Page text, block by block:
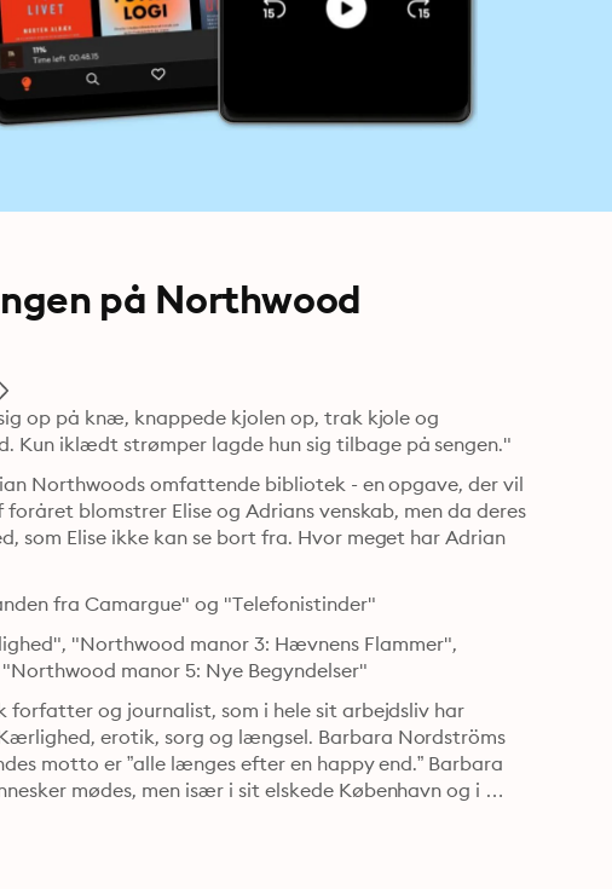
på Northwood
op på knæ, knappede kjolen op, trak kjole og
Kun iklædt strømper lagde hun sig tilbage på sengen."
Northwoods omfattende bibliotek - en opgave, der vil
blomstrer Elise og Adrians venskab, men da deres
som Elise ikke kan se bort fra. Hvor meget har Adrian
fra Camargue" og "Telefonistinder"
"Northwood manor 3: Hævnens Flammer",
manor 5: Nye Begyndelser"
forfatter og journalist, som i hele sit arbejdsliv har
erotik, sorg og længsel. Barbara Nordströms
motto er ”alle længes efter en happy end.” Barbara
mødes, men især i sit elskede København og i